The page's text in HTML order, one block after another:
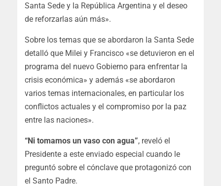
Santa Sede y la República Argentina y el deseo
de reforzarlas aún más».
Sobre los temas que se abordaron la Santa Sede
detalló que Milei y Francisco «se detuvieron en el
programa del nuevo Gobierno para enfrentar la
crisis económica» y además «se abordaron
varios temas internacionales, en particular los
conflictos actuales y el compromiso por la paz
entre las naciones».
“Ni tomamos un vaso con agua”, reveló el
Presidente a este enviado especial cuando le
preguntó sobre el cónclave que protagonizó con
el Santo Padre.